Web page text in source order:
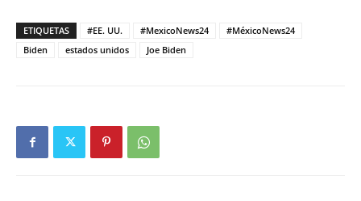
ETIQUETAS #EE. UU. #MexicoNews24
#MéxicoNews24
Biden
estados unidos Joe Biden